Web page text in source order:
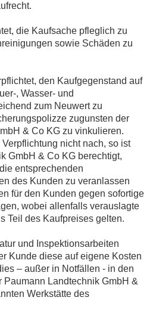
die Kaufsache pfleglich zu
sowie Schäden zu
den Kaufgegenstand auf
, Wasser- und
zum Neuwert zu
zugunsten der
& Co KG zu vinkulieren.
nicht nach, so ist
GmbH & Co KG berechtigt,
entsprechenden
des Kunden zu veranlassen
für den Kunden gegen sofortige
wobei allenfalls verauslagte
Teil des Kaufpreises gelten.
und Inspektionsarbeiten
Kunde diese auf eigene Kosten
– außer in Notfällen - in den
Paumann Landtechnik GmbH &
Werkstätte des